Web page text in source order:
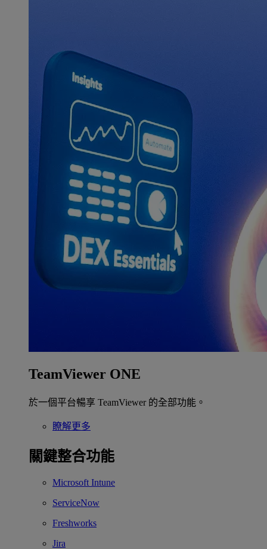
TeamViewer ONE
於一個平台暢享 TeamViewer 的全部功能。
瞭解更多
關鍵整合功能
Microsoft Intune
ServiceNow
Freshworks
Jira